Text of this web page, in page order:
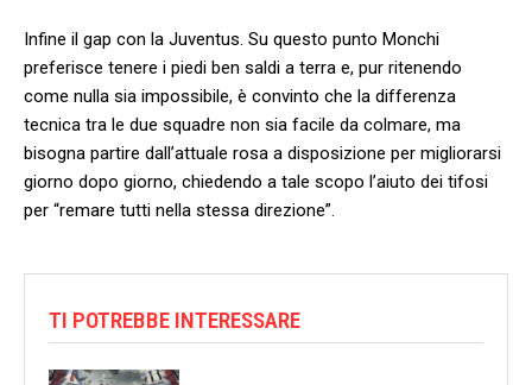
Infine il gap con la Juventus. Su questo punto Monchi
preferisce tenere i piedi ben saldi a terra e, pur ritenendo
come nulla sia impossibile, è convinto che la differenza
tecnica tra le due squadre non sia facile da colmare, ma
bisogna partire dall’attuale rosa a disposizione per migliorarsi
giorno dopo giorno, chiedendo a tale scopo l’aiuto dei tifosi
per “remare tutti nella stessa direzione”.
TI POTREBBE INTERESSARE